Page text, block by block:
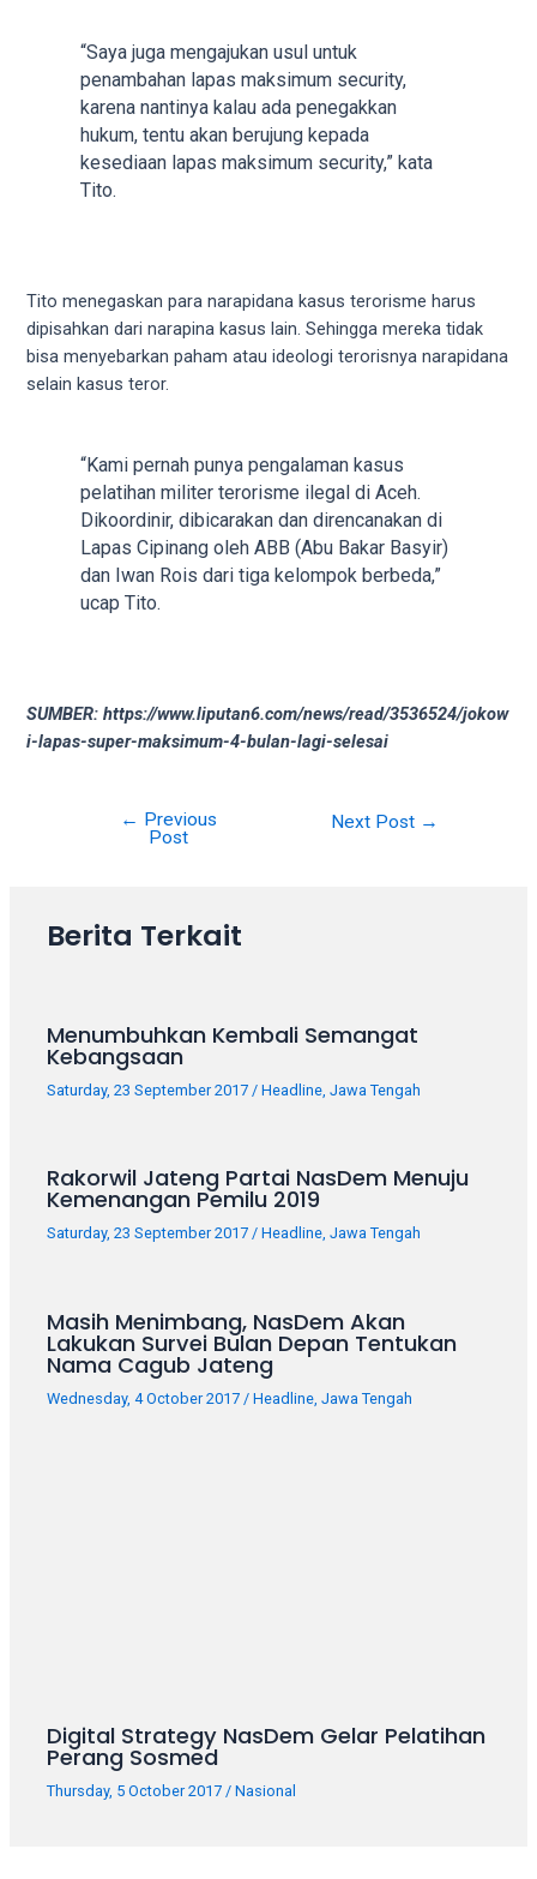
corresponding
videos
completely
free!
“Saya juga mengajukan usul untuk
penambahan lapas maksimum security,
karena nantinya kalau ada penegakkan
hukum, tentu akan berujung kepada
kesediaan lapas maksimum security,” kata
Tito.
Tito menegaskan para narapidana kasus terorisme harus
dipisahkan dari narapina kasus lain. Sehingga mereka tidak
bisa menyebarkan paham atau ideologi terorisnya narapidana
selain kasus teror.
“Kami pernah punya pengalaman kasus
pelatihan militer terorisme ilegal di Aceh.
Dikoordinir, dibicarakan dan direncanakan di
Lapas Cipinang oleh ABB (Abu Bakar Basyir)
dan Iwan Rois dari tiga kelompok berbeda,”
ucap Tito.
SUMBER: https://www.liputan6.com/news/read/3536524/jokow
i-lapas-super-maksimum-4-bulan-lagi-selesai
← Previous
Post
Next Post →
Berita Terkait
Menumbuhkan Kembali Semangat
Kebangsaan
Saturday, 23 September 2017/Headline,Jawa Tengah
Rakorwil Jateng Partai NasDem Menuju
Kemenangan Pemilu 2019
Saturday, 23 September 2017/Headline,Jawa Tengah
Masih Menimbang, NasDem Akan
Lakukan Survei Bulan Depan Tentukan
Nama Cagub Jateng
Wednesday, 4 October 2017 /Headline ,Jawa Tengah
Digital Strategy NasDem Gelar Pelatihan
Perang Sosmed
Thursday, 5 October 2017 /Nasional